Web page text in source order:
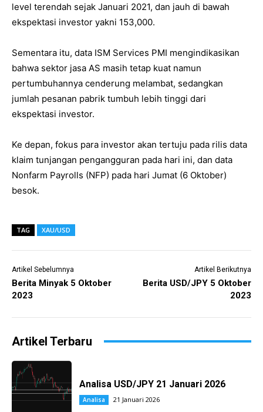
level terendah sejak Januari 2021, dan jauh di bawah
ekspektasi investor yakni 153,000.
Sementara itu, data ISM Services PMI mengindikasikan
bahwa sektor jasa AS masih tetap kuat namun
pertumbuhannya cenderung melambat, sedangkan
jumlah pesanan pabrik tumbuh lebih tinggi dari
ekspektasi investor.
Ke depan, fokus para investor akan tertuju pada rilis data
klaim tunjangan pengangguran pada hari ini, dan data
Nonfarm Payrolls (NFP) pada hari Jumat (6 Oktober)
besok.
TAG XAU/USD
Artikel Sebelumnya
Berita Minyak 5 Oktober
2023
Artikel Berikutnya
Berita USD/JPY 5 Oktober
2023
Artikel Terbaru
Analisa USD/JPY 21 Januari 2026
Analisa 21 Januari 2026